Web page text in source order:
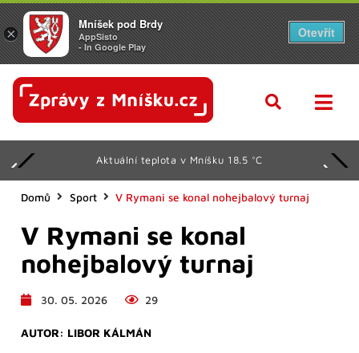
Aktuální teplota v Mníšku 18.5 °C
Domů Sport V Rymani se konal nohejbalový turnaj
V Rymani se konal
nohejbalový turnaj
30. 05. 2026 29
AUTOR: LIBOR KÁLMÁN
×
Mníšek pod Brdy
AppSisto
- In Google Play
Otevřít